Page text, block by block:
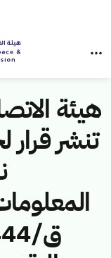
هيئة
تنشر قرار